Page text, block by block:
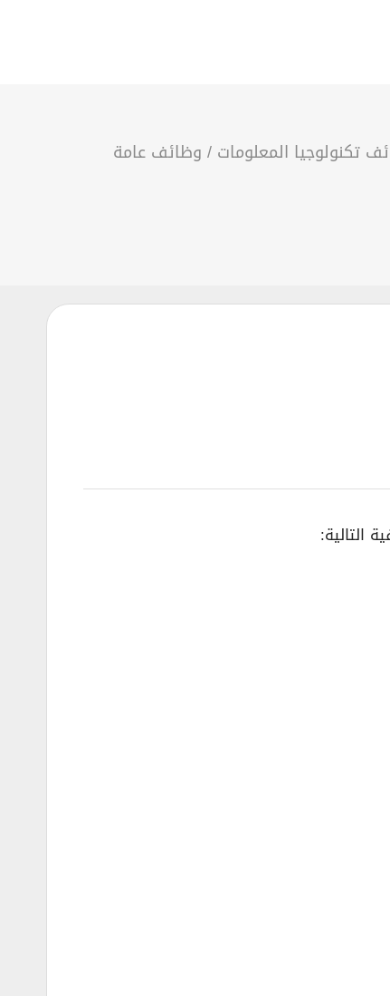
تكنولوجيا المعلومات / وظائف عامة
التالية: